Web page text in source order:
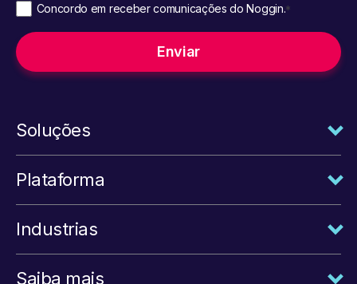
Concordo em receber comunicações do Noggin.*
Soluções
Plataforma
Industrias
Saiba mais